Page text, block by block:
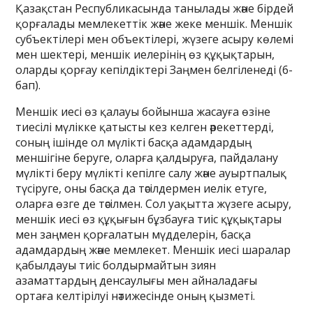
Қазақстан Республикасында танылады және бірдей
қорғалады мемлекеттік және жеке меншік. Меншік
субъектілері мен объектілері, жүзеге асыру көлемі
мен шектері, меншік иелерінің өз құқықтарын,
оларды қорғау кепілдіктері Заңмен белгіленеді (6-
бап).
Меншік иесі өз қалауы бойынша жасауға өзіне
тиесілі мүлікке қатысты кез келген әрекеттерді,
соның ішінде ол мүлікті басқа адамдардың
меншігіне беруге, оларға қалдыруға, пайдалану
мүлікті беру мүлікті кепілге салу және ауыртпалық
түсіруге, оны басқа да тәсілдермен иелік етуге,
оларға өзге де тәсілмен. Сол уақытта жүзеге асыру,
меншік иесі өз құқығын бұзбауға тиіс құқықтары
мен заңмен қорғалатын мүдделерін, басқа
адамдардың және мемлекет. Меншік иесі шаралар
қабылдауы тиіс болдырмайтын зиян
азаматтардың денсаулығы мен айналадағы
ортаға келтірілуі нәтижесінде оның қызметі.